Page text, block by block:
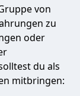
von
zu
oder
du als
mitbringen: